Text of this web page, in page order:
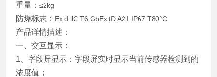
重量：≤2kg
防爆标志： Ex d llC T6 GbEx tD A21 IP67 T80°C
产品详情描述：
一、交互显示：
1、字段屏显示：字段屏实时显示当前传感器检测到的
浓度值；